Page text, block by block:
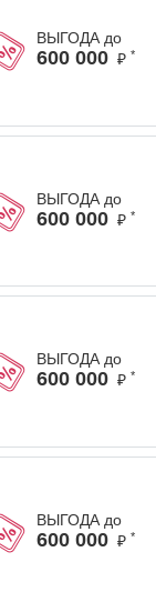
ВЫГОДА до
600 000₽ *
ВЫГОДА до
600 000₽ *
ВЫГОДА до
600 000₽ *
ВЫГОДА до
600 000₽ *